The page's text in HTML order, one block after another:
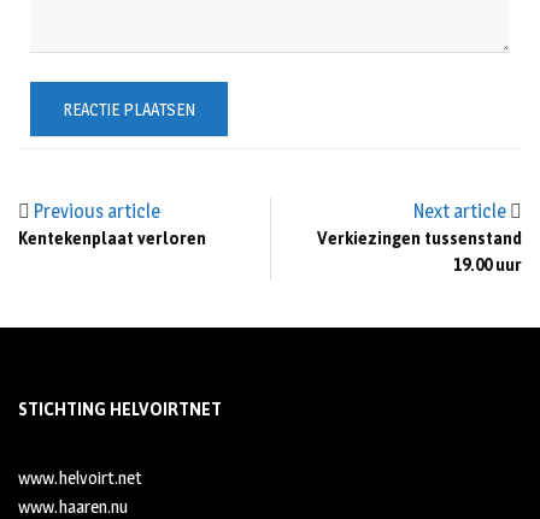
Previous article
Kentekenplaat verloren
Next article
Verkiezingen tussenstand
19.00 uur
STICHTING HELVOIRTNET
www.helvoirt.net
www.haaren.nu